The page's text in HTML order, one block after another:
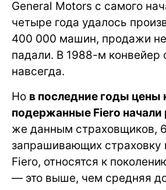
General Motors с самого
четыре года удалось
400 000 машин, продажи
падали. В 1988-м конвейер
навсегда.
Но в последние годы цены
подержанные Fiero начали
же данным страховщиков,
запрашивающих страховку
Fiero, относятся к
— это выше, чем средняя